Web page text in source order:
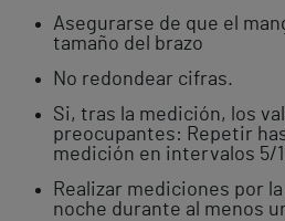
Asegurarse de que el
tamaño del brazo
No redondear cifras.
Si, tras la medición, los
preocupantes: Repetir
medición en intervalos 5/
Realizar mediciones por
noche durante al menos